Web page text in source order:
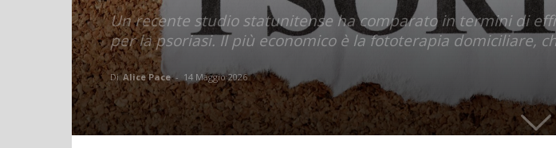
Un recente studio statunitense ha comparato in termini di
per la psoriasi. Il più economico è la fototerapia domiciliare,
Di Alice Pace - 14 Maggio 2026